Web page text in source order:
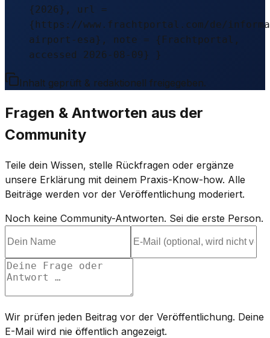
{2026}, url =
{https://www.frachtportal.com/de/
airport-esa}, note = {Frachtportal,
accessed 2026-08-09} }
Inhalt geprüft & redaktionell freigegeben.
Fragen & Antworten aus der
Community
Teile dein Wissen, stelle Rückfragen oder ergänze
unsere Erklärung mit deinem Praxis-Know-how. Alle
Beiträge werden vor der Veröffentlichung moderiert.
Noch keine Community-Antworten. Sei die erste Person.
Wir prüfen jeden Beitrag vor der Veröffentlichung. Deine
E-Mail wird nie öffentlich angezeigt.